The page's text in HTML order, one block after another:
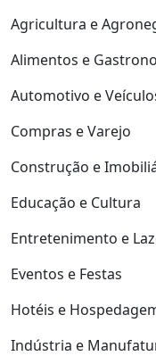
Agricultura e
Alimentos e
Automotivo e
Compras e Varejo
Construção e
Educação e Cultura
Entretenimento e
Eventos e Festas
Hotéis e
Indústria e